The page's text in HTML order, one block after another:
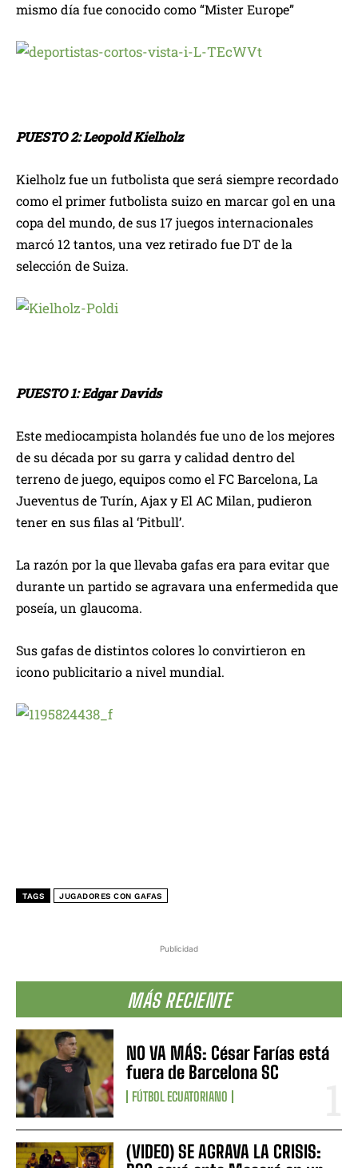
Publicidad
MÁS RECIENTE
NO VA MÁS: César Farías está
fuera de Barcelona SC
FÚTBOL ECUATORIANO
(VIDEO) SE AGRAVA LA CRISIS:
mismo día fue conocido como “Mister Europe”
PUESTO 2: Leopold Kielholz
Kielholz fue un futbolista que será siempre recordado
como el primer futbolista suizo en marcar gol en una
copa del mundo, de sus 17 juegos internacionales
marcó 12 tantos, una vez retirado fue DT de la
selección de Suiza.
PUESTO 1: Edgar Davids
Este mediocampista holandés fue uno de los mejores
de su década por su garra y calidad dentro del
terreno de juego, equipos como el FC Barcelona, La
Jueventus de Turín, Ajax y El AC Milan, pudieron
tener en sus filas al ‘Pitbull’.
La razón por la que llevaba gafas era para evitar que
durante un partido se agravara una enfermedida que
poseía, un glaucoma.
Sus gafas de distintos colores lo convirtieron en
icono publicitario a nivel mundial.
TAGS JUGADORES CON GAFAS